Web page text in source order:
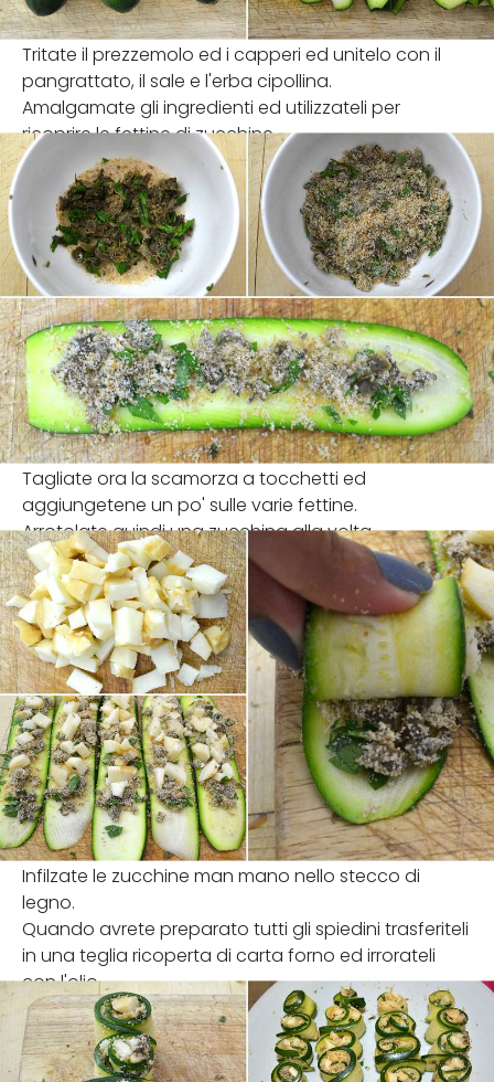
Tritate il prezzemolo ed i capperi ed unitelo con il
pangrattato, il sale e l'erba cipollina.
Amalgamate gli ingredienti ed utilizzateli per
ricoprire le fettine di zucchine.
Tagliate ora la scamorza a tocchetti ed
aggiungetene un po' sulle varie fettine.
Arrotolate quindi una zucchina alla volta.
Infilzate le zucchine man mano nello stecco di
legno.
Quando avrete preparato tutti gli spiedini trasferiteli
in una teglia ricoperta di carta forno ed irrorateli
con l'olio.